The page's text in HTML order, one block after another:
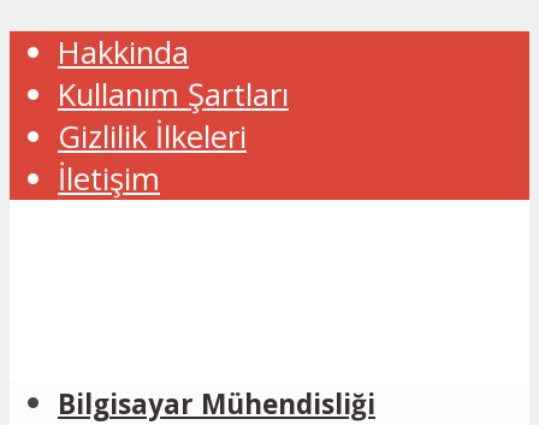
Hakkinda
Kullanım Şartları
Gizlilik İlkeleri
İletişim
Bilgisayar Mühendisliği